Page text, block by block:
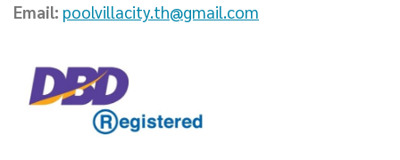
Email: poolvillacity.th@gmail.com